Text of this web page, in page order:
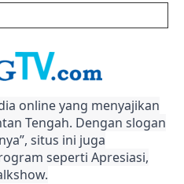
online yang menyajikan
Tengah. Dengan slogan
situs ini juga
seperti Apresiasi,